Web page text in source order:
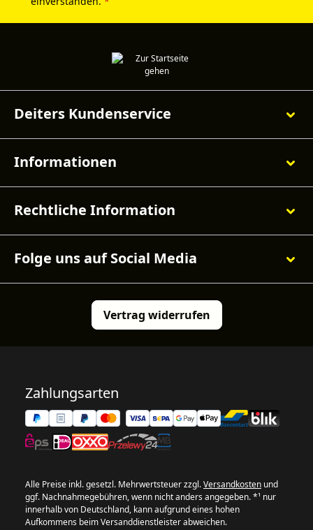
Deiters Kundenservice
Informationen
Rechtliche Information
Folge uns auf Social Media
Vertrag widerrufen
Zahlungsarten
Alle Preise inkl. gesetzl. Mehrwertsteuer zzgl.Versandkosten und
ggf. Nachnahmegebühren, wenn nicht anders angegeben. *¹ nur
innerhalb von Deutschland, kann aufgrund eines hohen
Aufkommens beim Versanddienstleister abweichen.